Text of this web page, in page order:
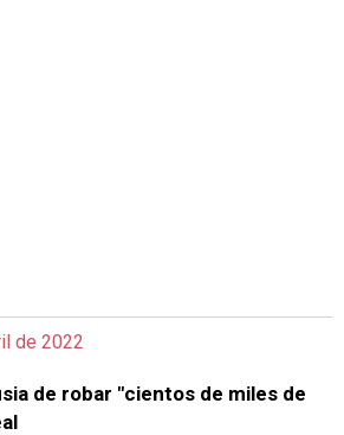
de 2022
de robar "cientos de miles de